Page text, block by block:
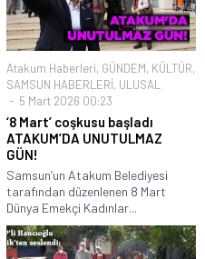
Atakum Haberleri, GÜNDEM, KÜLTÜR,
SAMSUN HABERLERİ, ULUSAL
5 Mart 2026 00:23
‘8 Mart’ coşkusu başladı
ATAKUM’DA UNUTULMAZ
GÜN!
Samsun’un Atakum Belediyesi
tarafından düzenlenen 8 Mart
Dünya Emekçi Kadınlar...